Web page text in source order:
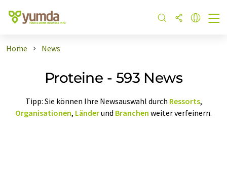
Home News
Proteine - 593 News
Tipp: Sie können Ihre Newsauswahl durch Ressorts,
Organisationen, Länderund Branchen weiter verfeinern.